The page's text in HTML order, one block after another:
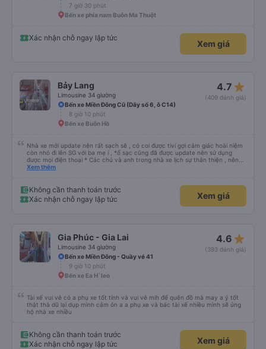
7 giờ 30 phút
Bến xe phía nam Buôn Ma Thuột
Xác nhận chỗ ngay lập tức
Xem giá
Bảy Lang
Limousine 34 giường
4.7 star_rate
(409 đánh giá)
Bến xe Miền Đông Cũ (Dãy số 6, ô C14)
8 giờ 10 phút
Bến xe Buôn Hồ
Nhà xe mới update nên rất sạch sẽ , có coi được tivi gợi cảm giác hoài niệm
còn nhỏ đi lên SG với ba mẹ í , *ổ sạc cũng đã được update nên sử dụng
được mọi điện thoại * Các chú và anh trong nhà xe lịch sự thân thiện , nên
các bạn yên tâm , giá còn phù hợp nữa nói chung oki la ngen , ai có nhu cầu
Xem thêm
Không cần thanh toán trước
Xác nhận chỗ ngay lập tức
Xem giá
Gia Phúc - Gia Lai
Limousine 34 giường
4.6 star_rate
(393 đánh giá)
Bến xe Miền Đông - Quầy vé 41
9 giờ 10 phút
Bến xe Ea H`leo
Tài xế vui vẻ có a phụ xe tốt tính và vui vẻ mih để quên đồ mà may a ý tốt
thật thà dũ lại dụp mình cảm ỏn a a phụ xe và bác tài xế nhiều mình sẽ ủng
hộ nhà xe nhiều
Không cần thanh toán trước
Xác nhận chỗ ngay lập tức
Xem giá